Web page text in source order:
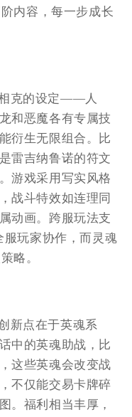
内容，每一步成长
克的设定——人
和恶魔各有专属技
衍生无限组合。比
雷吉纳鲁诺的符文
游戏采用写实风格
战斗特效如连理同
动画。跨服玩法支
服玩家协作，而灵魂
略。
新点在于英魂系
中的英魂助战，比
这些英魂会改变战
不仅能交易卡牌碎
。福利相当丰厚，